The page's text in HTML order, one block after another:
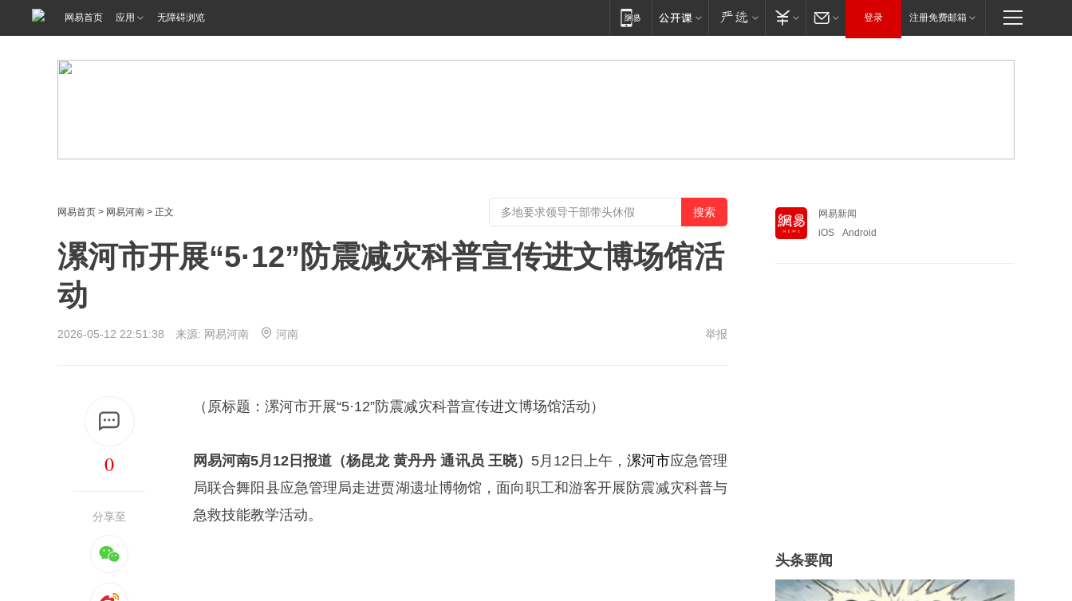
网易首页 应用 无障碍浏览 登录 注册免费邮箱
网易首页 > 网易河南 > 正文
漯河市开展“5·12”防震减灾科普宣传进文博场馆活
动
2026-05-12 22:51:38 来源: 网易河南 河南 举报
0
分享至
（原标题：漯河市开展“5·12”防震减灾科普宣传进文博场馆活动）
网易河南5月12日报道（杨昆龙 黄丹丹 通讯员 王晓） 5月12日上午， 漯河市应急管理
局联合舞阳县应急管理局走进贾湖遗址博物馆，面向职工和游客开展防震减灾科普与
急救技能教学活动。
网易新闻
iOS
Android
头条要闻